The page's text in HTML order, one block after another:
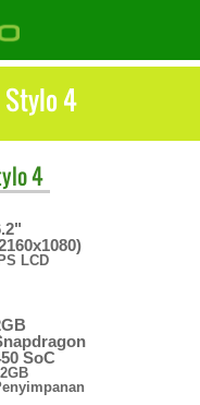
Stylo 4
4
IPS LCD
SoC